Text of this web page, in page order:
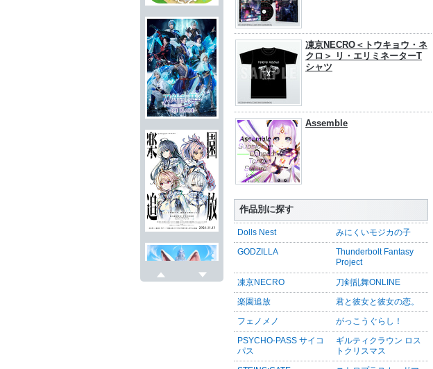
凍京NECRO＜トウキョウ・ネ
クロ＞ リ・エリミネーターT
シャツ
Assemble
作品別に探す
Dolls Nest みにくいモジカの子
GODZILLA
Thunderbolt Fantasy
Project
凍京NECRO 刀剣乱舞ONLINE
楽園追放 君と彼女と彼女の恋。
フェノメノ がっこうぐらし！
PSYCHO-PASS サイコ
パス
ギルティクラウン ロス
トクリスマス